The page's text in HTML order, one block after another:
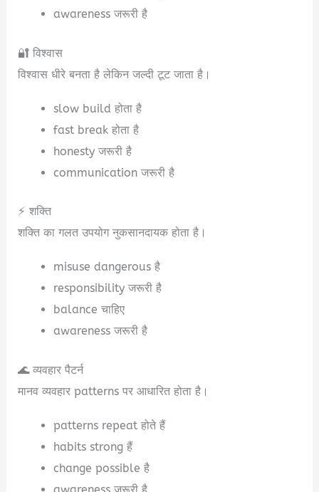
awareness जरूरी है
🔐 विश्वास
विश्वास धीरे बनता है लेकिन जल्दी टूट जाता है।
slow build होता है
fast break होता है
honesty जरूरी है
communication जरूरी है
⚡ शक्ति
शक्ति का गलत उपयोग नुकसानदायक होता है।
misuse dangerous है
responsibility जरूरी है
balance चाहिए
awareness जरूरी है
🌊 व्यवहार पैटर्न
मानव व्यवहार patterns पर आधारित होता है।
patterns repeat होते हैं
habits strong हैं
change possible है